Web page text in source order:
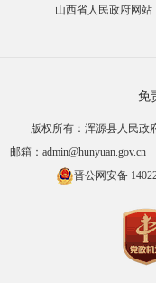
山西省人民政府网站
免
版权所有：浑源县人民政
邮箱：admin@hunyuan.gov.cn
晋公网安备